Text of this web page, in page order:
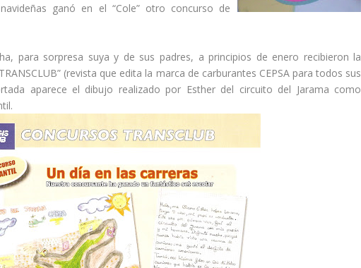
ganó en el “Cole” otro concurso de
para sorpresa suya y de sus padres, a principios de enero recibieron la
(revista que edita la marca de carburantes CEPSA para todos sus
aparece el dibujo realizado por Esther del circuito del Jarama como